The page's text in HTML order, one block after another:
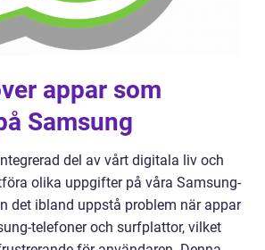
appar som
Samsung
del av vårt digitala liv och
olika uppgifter på våra Samsung-
det ibland uppstå problem när appar
telefoner och surfplattor, vilket